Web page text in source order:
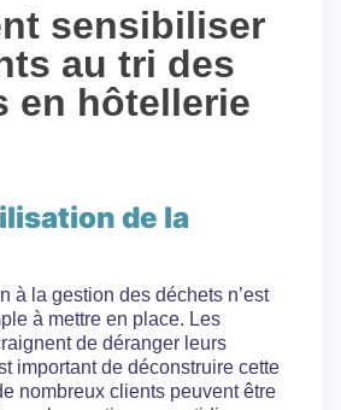
sensibiliser
au tri des
en hôtellerie
de la
à la gestion des déchets n’est
à mettre en place. Les
de déranger leurs
important de déconstruire cette
nombreux clients peuvent être